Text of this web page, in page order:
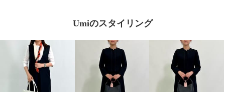
Umiのスタイリング